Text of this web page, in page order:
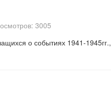
3005
о событиях 1941-1945гг.,